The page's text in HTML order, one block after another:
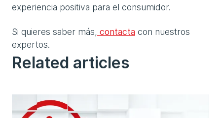
experiencia positiva para el consumidor.
Si quieres saber más, contacta con nuestros
expertos.
Related articles